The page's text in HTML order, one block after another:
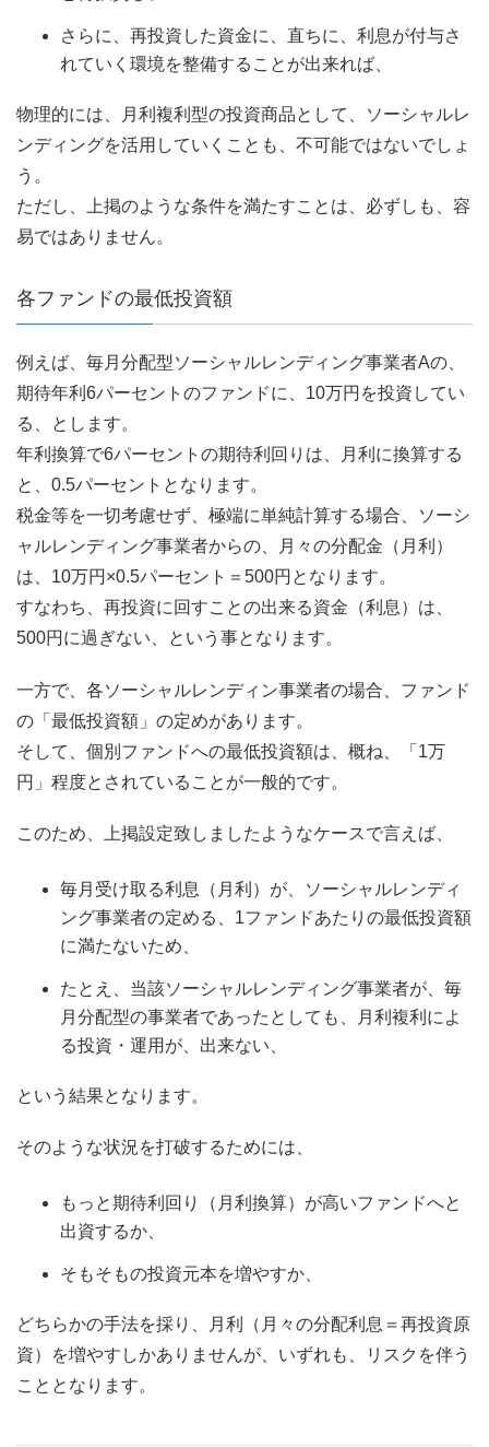
さらに、再投資した資金に、直ちに、利息が付与さ
れていく環境を整備することが出来れば、
物理的には、月利複利型の投資商品として、ソーシャルレ
ンディングを活用していくことも、不可能ではないでしょ
う。
ただし、上掲のような条件を満たすことは、必ずしも、容
易ではありません。
各ファンドの最低投資額
例えば、毎月分配型ソーシャルレンディング事業者Aの、
期待年利6パーセントのファンドに、10万円を投資してい
る、とします。
年利換算で6パーセントの期待利回りは、月利に換算する
と、0.5パーセントとなります。
税金等を一切考慮せず、極端に単純計算する場合、ソーシ
ャルレンディング事業者からの、月々の分配金（月利）
は、10万円×0.5パーセント＝500円となります。
すなわち、再投資に回すことの出来る資金（利息）は、
500円に過ぎない、という事となります。
一方で、各ソーシャルレンディン事業者の場合、ファンド
の「最低投資額」の定めがあります。
そして、個別ファンドへの最低投資額は、概ね、「1万
円」程度とされていることが一般的です。
このため、上掲設定致しましたようなケースで言えば、
毎月受け取る利息（月利）が、ソーシャルレンディ
ング事業者の定める、1ファンドあたりの最低投資額
に満たないため、
たとえ、当該ソーシャルレンディング事業者が、毎
月分配型の事業者であったとしても、月利複利によ
る投資・運用が、出来ない、
という結果となります。
そのような状況を打破するためには、
もっと期待利回り（月利換算）が高いファンドへと
出資するか、
そもそもの投資元本を増やすか、
どちらかの手法を採り、月利（月々の分配利息＝再投資原
資）を増やすしかありませんが、いずれも、リスクを伴う
こととなります。